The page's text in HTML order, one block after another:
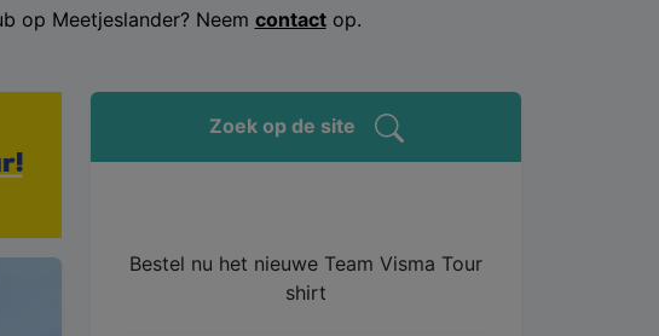
op Meetjeslander? Neem contactop.
Zoek op de site
Bestel nu het nieuwe Team Visma Tour
shirt